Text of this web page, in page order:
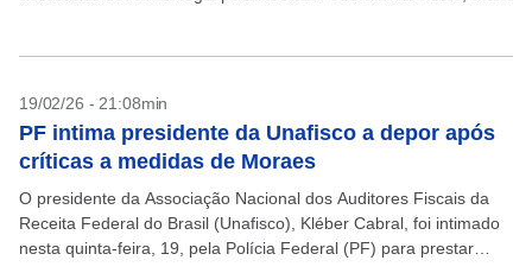
19/02/26 - 21:08min
PF intima presidente da Unafisco a depor após
críticas a medidas de Moraes
O presidente da Associação Nacional dos Auditores Fiscais da
Receita Federal do Brasil (Unafisco), Kléber Cabral, foi intimado
nesta quinta-feira, 19, pela Polícia Federal (PF) para prestar